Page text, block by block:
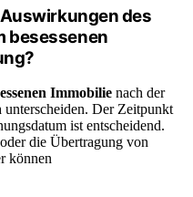
des
besessenen
Immobilie nach der
unterscheiden. Der Zeitpunkt
ist entscheidend.
die Übertragung von
können